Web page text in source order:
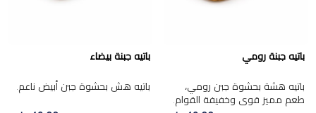
باتيه جبنة رومي
باتيه هشة بحشوة جبن رومي،
طعم مميز قوي وخفيفة القوام.
باتيه جبنة بيضاء
باتيه هش بحشوة جبن أبيض ناعم.